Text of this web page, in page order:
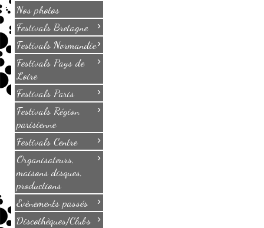
Nos photos
Festivals Bretagne
›
Festivals Normandie›
Festivals Pays de
Loire
›
Festivals Paris ›
Festivals Région
parisienne
›
Festivals Centre ›
Organisateurs,
maisons disques,
productions
›
Evènements passés ›
Discothèques/Clubs ›